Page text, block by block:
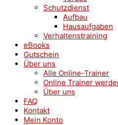
Schutzdienst
Aufbau
Hausaufgaben
Verhaltenstraining
eBooks
Gutschein
Über uns
Alle Online-Trainer
Online Trainer
Über uns
FAQ
Kontakt
Mein Konto